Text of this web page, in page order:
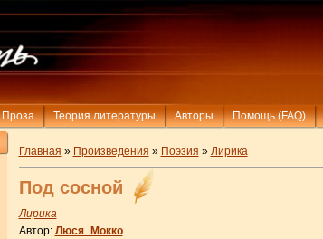
Проза Теория литературы Авторы Помощь (FAQ)
Главная » Произведения » Поэзия » Лирика
Под сосной
Лирика
Автор: Люся_Мокко